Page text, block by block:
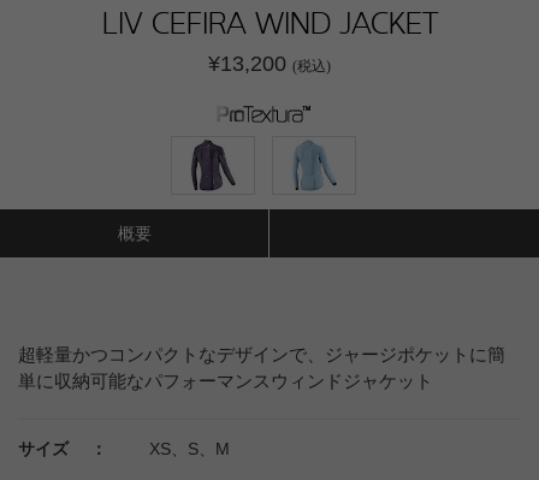
LIV CEFIRA WIND JACKET
¥13,200 (税込)
概要
超軽量かつコンパクトなデザインで、ジャージポケットに簡
単に収納可能なパフォーマンスウィンドジャケット
サイズ ： XS、S、M